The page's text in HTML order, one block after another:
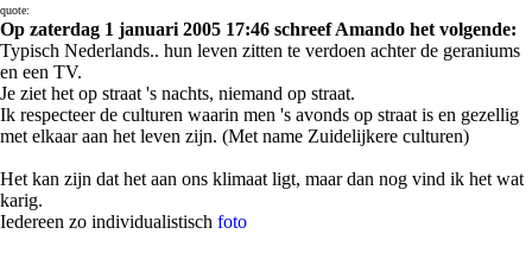
quote:
Op zaterdag 1 januari 2005 17:46 schreef Amando het volgende:
Typisch Nederlands.. hun leven zitten te verdoen achter de geraniums
en een TV.
Je ziet het op straat 's nachts, niemand op straat.
Ik respecteer de culturen waarin men 's avonds op straat is en gezellig
met elkaar aan het leven zijn. (Met name Zuidelijkere culturen)
Het kan zijn dat het aan ons klimaat ligt, maar dan nog vind ik het wat
karig.
Iedereen zo individualistisch foto